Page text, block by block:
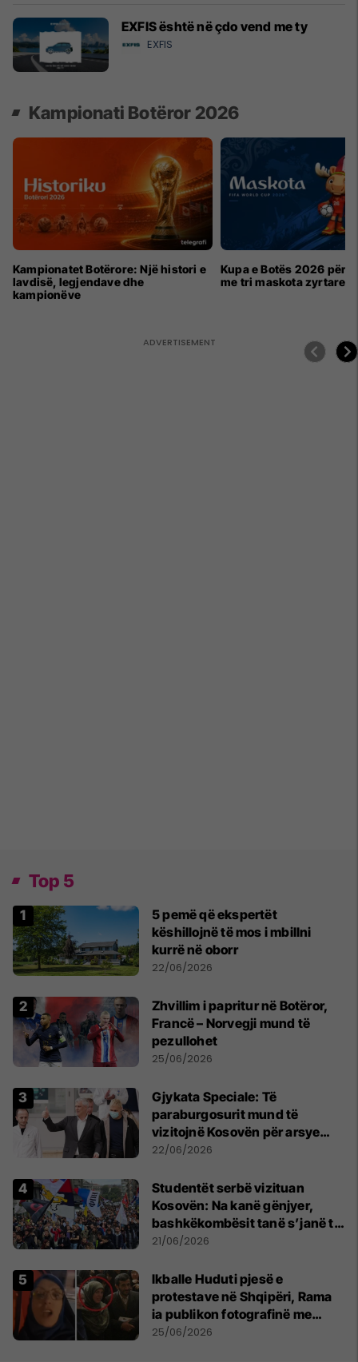
EXFIS është në çdo vend me ty
EXFIS
Kampionati Botëror 2026
Kampionatet Botërore: Një histori e
lavdisë, legjendave dhe
kampionëve
Kupa e Botës 2026 për
me tri maskota zyrtare
Top 5
5 pemë që ekspertët
këshillojnë të mos i mbillni
kurrë në oborr
22/06/2026
Zhvillim i papritur në Botëror,
Francë – Norvegji mund të
pezullohet
25/06/2026
​Gjykata Speciale: Të
paraburgosurit mund të
vizitojnë Kosovën për arsye
humanitare
22/06/2026
Studentët serbë vizituan
Kosovën: Na kanë gënjyer,
bashkëkombësit tanë s’janë të
shtypur
21/06/2026
Ikballe Huduti pjesë e
protestave në Shqipëri, Rama
ia publikon fotografinë me
Ahmadinejadin e Iranit
25/06/2026